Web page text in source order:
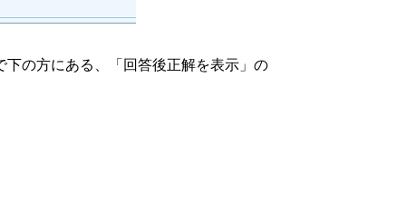
の方にある、「回答後正解を表示」の